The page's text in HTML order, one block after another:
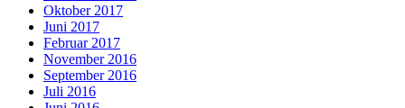
Oktober 2017
Juni 2017
Februar 2017
November 2016
September 2016
Juli 2016